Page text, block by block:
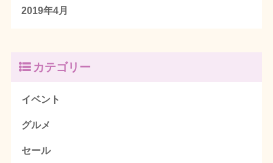
2019年4月
カテゴリー
イベント
グルメ
セール